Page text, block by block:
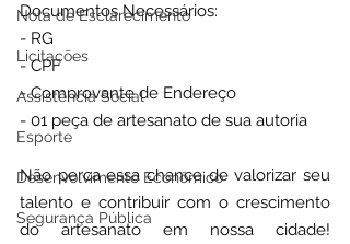
Nota de Esclarecimento
Licitações
Assistência Social
Esporte
Desenvolvimento Econômico
Segurança Pública
Documentos Necessários:
- RG
- CPF
- Comprovante de Endereço
- 01 peça de artesanato de sua autoria
Não perca essa chance de valorizar seu
talento e contribuir com o crescimento
do artesanato em nossa cidade!